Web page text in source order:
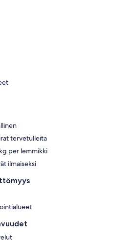
tervetulleita
per lemmikki
ilmaiseksi